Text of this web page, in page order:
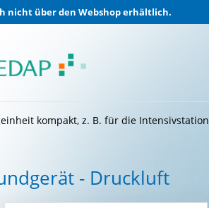
nicht über den Webshop erhältlich.
kompakt, z. B. für die Intensivstation
- Druckluft